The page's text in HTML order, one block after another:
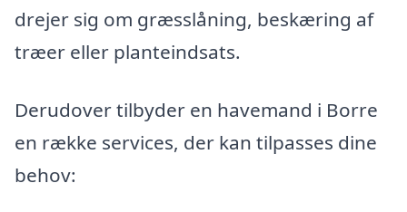
drejer sig om græsslåning, beskæring af
træer eller planteindsats.
Derudover tilbyder en havemand i Borre
en række services, der kan tilpasses dine
behov: